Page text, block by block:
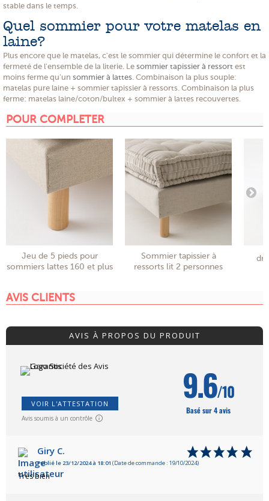
stable dans le temps.
Quel sommier pour votre matelas en
laine?
Plus encore que le matelas, c'est le sommier qui détermine le confort et la
fermeté de l'ensemble de la literie. Le sommier tapissier à ressort est
moins ferme qu'un sommier à lattes . Combinaison la plus souple:
matelas pure laine + sommier tapissier à ressorts. Combinaison la plus
ferme: matelas laine/coton/bultex + sommier à lattes recouvertes.
POUR COMPLETER
Jeu de 5 pieds pour
sommiers lattes 160 et plus
Sommier tapissier à
ressorts lit 2 personnes
AVIS CLIENTS
AVIS À PROPOS DU PRODUIT
VOIR L'ATTESTATION
Avis soumis à un contrôle
9.6/10
Basé sur 4 avis
Giry C.
Publié le 23/12/2024 à 18:01 (Date de commande : 19/10/2024)
Très bien